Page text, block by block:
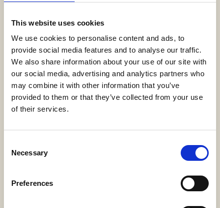
This website uses cookies
We use cookies to personalise content and ads, to
provide social media features and to analyse our traffic.
We also share information about your use of our site with
our social media, advertising and analytics partners who
may combine it with other information that you’ve
provided to them or that they’ve collected from your use
of their services.
Selection
Necessary
Preferences
24-Stunden-Zimmerservice
Amerikanisches Frühstück auf dem Zimmer
verfügbar
Privates Speisen in allen unseren à la carte
Restaurants
Auf Anfrage Transfer mit dem Clubwagen
Kostenlose Nutzung der Tennisplätze
Parkservice